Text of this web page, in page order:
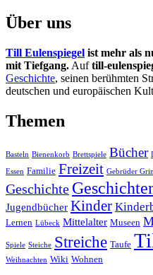
Über uns
Till Eulenspiegel ist mehr als
mit Tiefgang. Auftill-
Geschichte, seinen berühmten
deutschen und europäischen
Themen
Basteln Bienenkorb Brettspiele Bücher
Essen Familie Freizeit Gebrüder
Geschichte
Jugendbücher Kinder
Lernen Lübeck Mittelalter Museen
Spiele Steiche Streiche Taufe
Weihnachten Wiki Wohnen